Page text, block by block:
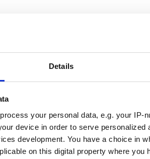
Details
process your personal data, e.g. your IP-
device in order to serve
development. You have a choice in
on this digital property where you
02
Processen die worden
Workflows waarvoor eerder een
was om data te verplaatsen
Pay, draaien nu vanzelf. Je team